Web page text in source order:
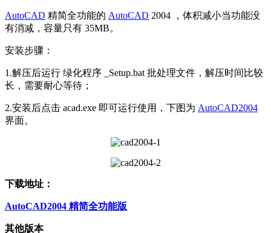
AutoCAD 精简全功能的 AutoCAD 2004 ，体积减小当功能没
有消减，容量只有 35MB。
安装步骤：
1.解压后运行 绿化程序 _Setup.bat 批处理文件，解压时间比较
长，需要耐心等待；
2.安装后点击 acad.exe 即可运行使用，下图为 AutoCAD2004
界面。
下载地址：
AutoCAD2004 精简全功能版
其他版本